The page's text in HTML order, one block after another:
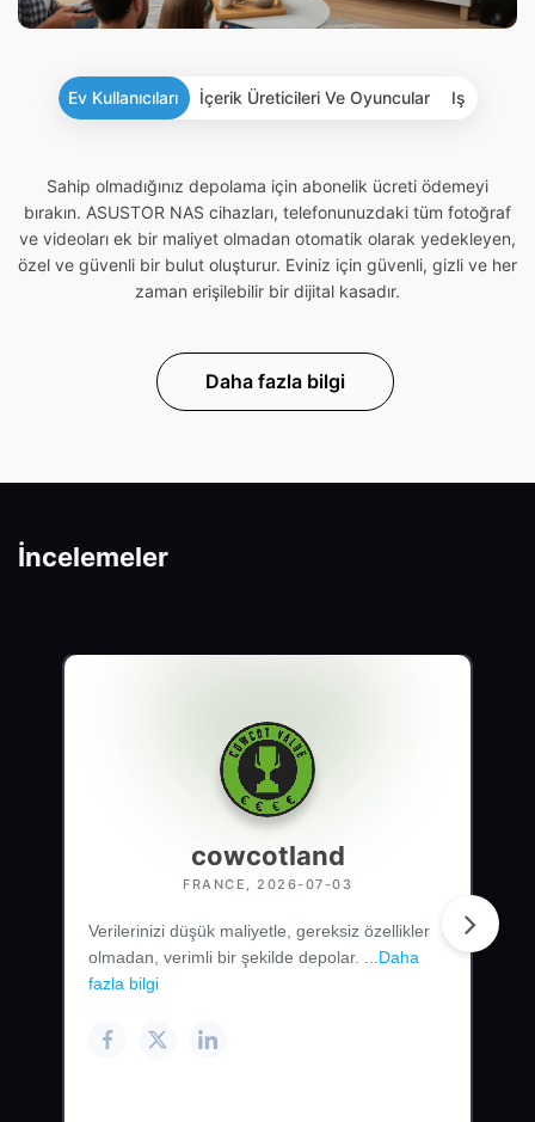
Ev Kullanıcıları İçerik Üreticileri Ve Oyuncular Iş
Sahip olmadığınız depolama için abonelik ücreti ödemeyi
bırakın. ASUSTOR NAS cihazları, telefonunuzdaki tüm fotoğraf
ve videoları ek bir maliyet olmadan otomatik olarak yedekleyen,
özel ve güvenli bir bulut oluşturur. Eviniz için güvenli, gizli ve her
zaman erişilebilir bir dijital kasadır.
Daha fazla bilgi
İncelemeler
cowcotland
FRANCE, 2026-07-03
Verilerinizi düşük maliyetle, gereksiz özellikler
olmadan, verimli bir şekilde depolar. ... Daha
fazla bilgi